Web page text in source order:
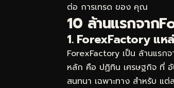
ต่อ การเทรด ของ คุณ
10 ล้านแรกจาก
1. ForexFactory แห
ForexFactory เป็น ล้านแร
หลัก คือ ปฏิทิน เศรษฐกิจ ที่
สนทนา เฉพาะทาง สำหรับ แ